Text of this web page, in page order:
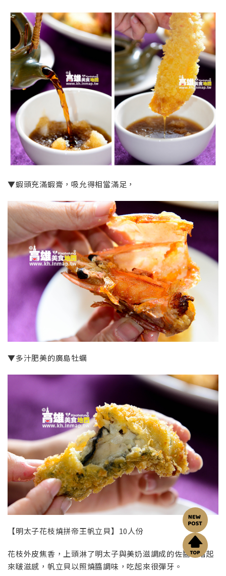
▼蝦頭充滿蝦膏，吸允得相當滿足，
▼多汁肥美的廣島牡蠣
【明太子花枝燒拼帝王帆立貝】10人份
花枝外皮焦香，上頭淋了明太子與美奶滋調成的佐醬，嚐起
來啵滋感，帆立貝以照燒醬調味，吃起來很彈牙。